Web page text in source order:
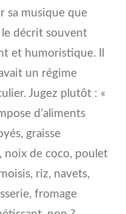
sa musique que
décrit souvent
et humoristique. Il
un régime
Jugez plutôt : «
d’aliments
graisse
noix de coco, poulet
riz, navets,
fromage